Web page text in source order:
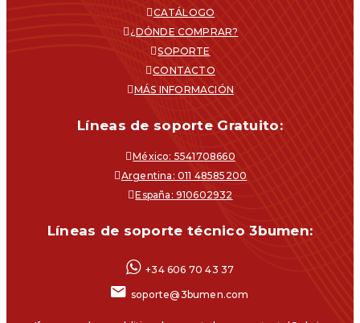
CATÁLOGO
¿DÓNDE COMPRAR?
SOPORTE
CONTACTO
MÁS INFORMACIÓN
Líneas de soporte Gratuito:
México: 5541708660
Argentina: 011 48585200
España: 910602932
Líneas de soporte técnico 3bumen:
+34 606 70 43 37
soporte@3bumen.com